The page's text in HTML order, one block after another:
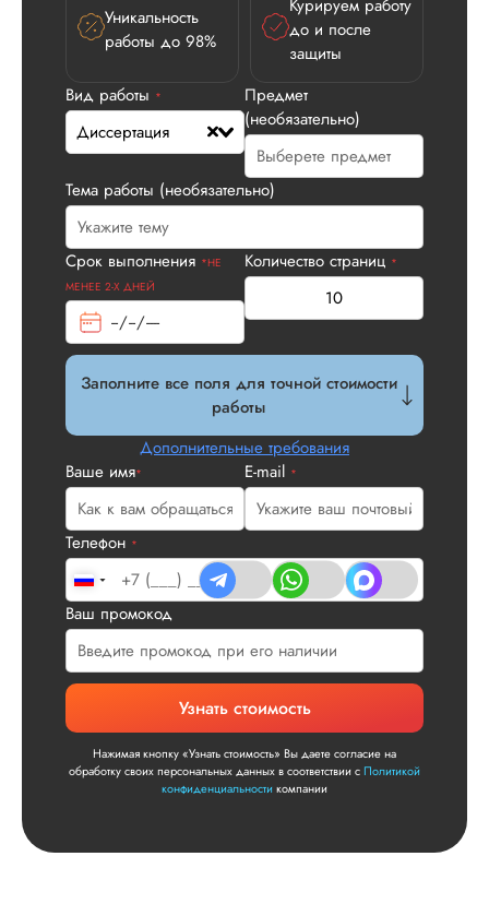
Уникальность
работы до 98%
Курируем работу
до и после
защиты
Вид работы *
Диссертация
Предмет
(необязательно)
Тема работы (необязательно)
Срок выполнения *НЕ
МЕНЕЕ 2-Х ДНЕЙ
Количество страниц *
Заполните все поля для точной стоимости
работы
Дополнительные требования
Ваше имя* E-mail *
Телефон *
Ваш промокод
Узнать стоимость
Нажимая кнопку «Узнать стоимость» Вы даете согласие на
обработку своих персональных данных в соответствии сПолитикой
конфиденциальностикомпании
Диссертация
Дата:2026-05-21
У нас с другом
Нас полностью
устроила стоимость
услуги, наличие
официального
по структуре
плане. Научруки
не задалбывали,
и сказал...
улыбкой! Спасибо.
Ответ от
Сергей
Диссертация